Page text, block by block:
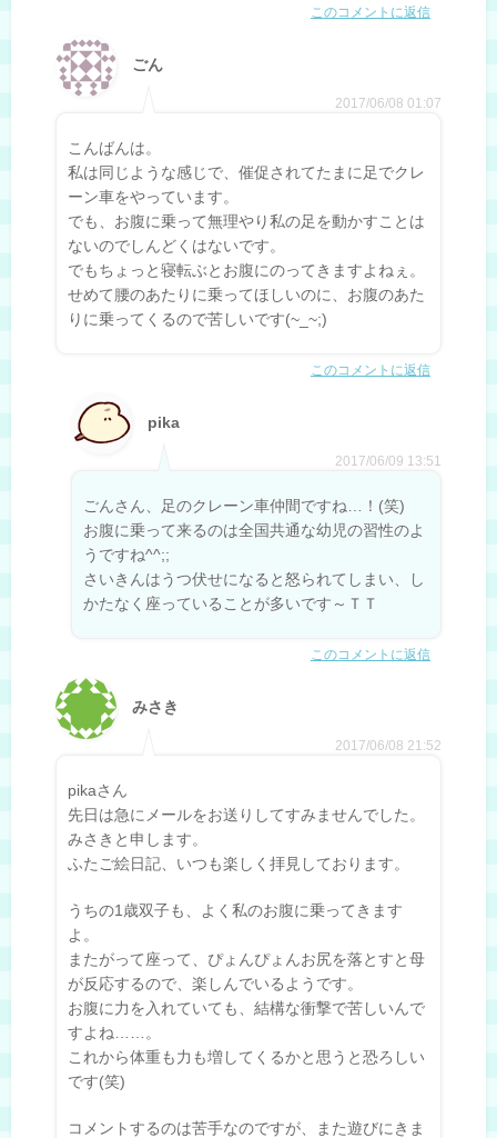
このコメントに返信
ごん
2017/06/08 01:07
こんばんは。
私は同じような感じで、催促されてたまに足でクレ
ーン車をやっています。
でも、お腹に乗って無理やり私の足を動かすことは
ないのでしんどくはないです。
でもちょっと寝転ぶとお腹にのってきますよねぇ。
せめて腰のあたりに乗ってほしいのに、お腹のあた
りに乗ってくるので苦しいです(~_~;)
このコメントに返信
pika
2017/06/09 13:51
ごんさん、足のクレーン車仲間ですね…！(笑)
お腹に乗って来るのは全国共通な幼児の習性のよ
うですね^^;;
さいきんはうつ伏せになると怒られてしまい、し
かたなく座っていることが多いです～ＴＴ
このコメントに返信
みさき
2017/06/08 21:52
pikaさん
先日は急にメールをお送りしてすみませんでした。
みさきと申します。
ふたご絵日記、いつも楽しく拝見しております。
うちの1歳双子も、よく私のお腹に乗ってきます
よ。
またがって座って、ぴょんぴょんお尻を落とすと母
が反応するので、楽しんでいるようです。
お腹に力を入れていても、結構な衝撃で苦しいんで
すよね……。
これから体重も力も増してくるかと思うと恐ろしい
です(笑)
コメントするのは苦手なのですが、また遊びにきま